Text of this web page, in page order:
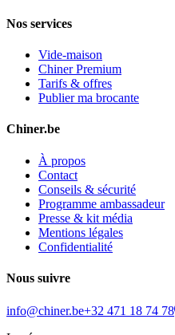
Nos services
Vide-maison
Chiner Premium
Tarifs & offres
Publier ma brocante
Chiner.be
À propos
Contact
Conseils & sécurité
Programme ambassadeur
Presse & kit média
Mentions légales
Confidentialité
Nous suivre
info@chiner.be+32 471 18 74 78